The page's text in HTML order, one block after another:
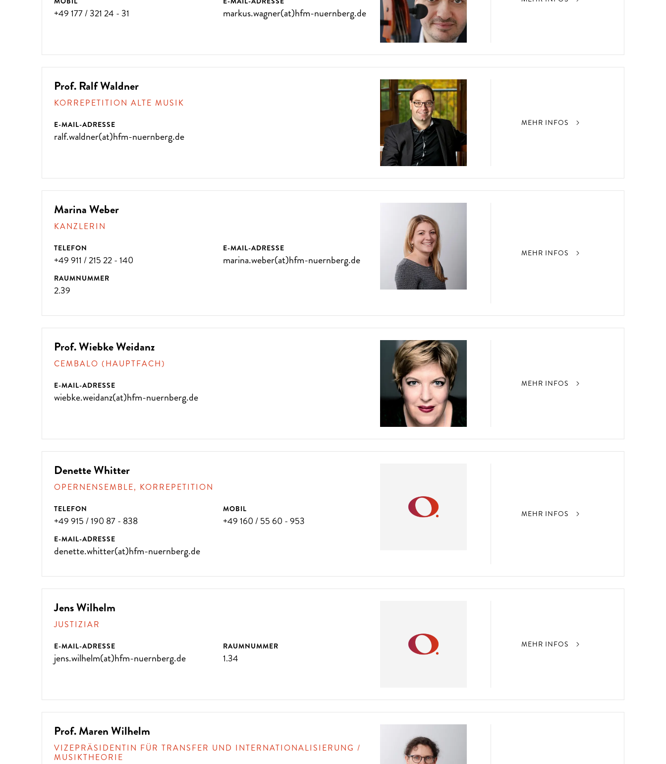
+49 177 / 321 24 - 31 markus.wagner(at)hfm-nuernberg.de
Prof. Ralf Waldner
KORREPETITION ALTE MUSIK
E-MAIL-ADRESSE
ralf.waldner(at)hfm-nuernberg.de
MEHR INFOS
Marina Weber
KANZLERIN
TELEFON
+49 911 / 215 22 - 140
E-MAIL-ADRESSE
marina.weber(at)hfm-nuernberg.de
RAUMNUMMER
2.39
MEHR INFOS
Prof. Wiebke Weidanz
CEMBALO (HAUPTFACH)
E-MAIL-ADRESSE
wiebke.weidanz(at)hfm-nuernberg.de
MEHR INFOS
Denette Whitter
OPERNENSEMBLE, KORREPETITION
TELEFON
+49 915 / 190 87 - 838
MOBIL
+49 160 / 55 60 - 953
E-MAIL-ADRESSE
denette.whitter(at)hfm-nuernberg.de
MEHR INFOS
Jens Wilhelm
JUSTIZIAR
E-MAIL-ADRESSE
jens.wilhelm(at)hfm-nuernberg.de
RAUMNUMMER
1.34
MEHR INFOS
Prof. Maren Wilhelm
VIZEPRÄSIDENTIN FÜR TRANSFER UND INTERNATIONALISIERUNG /
MUSIKTHEORIE